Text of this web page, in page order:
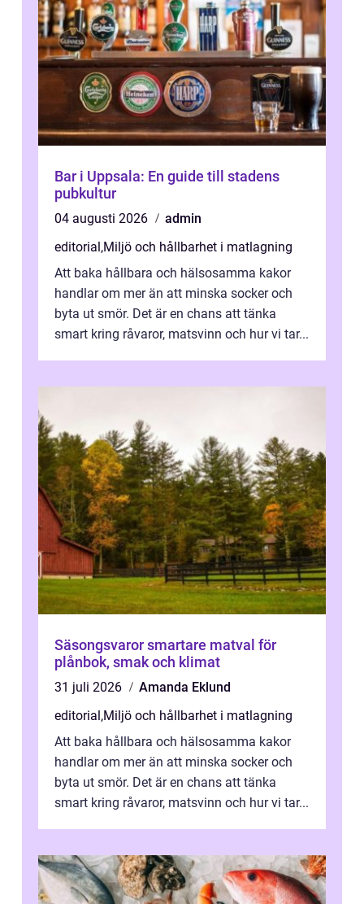
Bar i Uppsala: En guide till stadens
pubkultur
04 augusti 2026
admin
editorial,Miljö och hållbarhet i matlagning
Att baka hållbara och hälsosamma kakor
handlar om mer än att minska socker och
byta ut smör. Det är en chans att tänka
smart kring råvaror, matsvinn och hur vi tar...
Säsongsvaror smartare matval för
plånbok, smak och klimat
31 juli 2026
Amanda Eklund
editorial,Miljö och hållbarhet i matlagning
Att baka hållbara och hälsosamma kakor
handlar om mer än att minska socker och
byta ut smör. Det är en chans att tänka
smart kring råvaror, matsvinn och hur vi tar...